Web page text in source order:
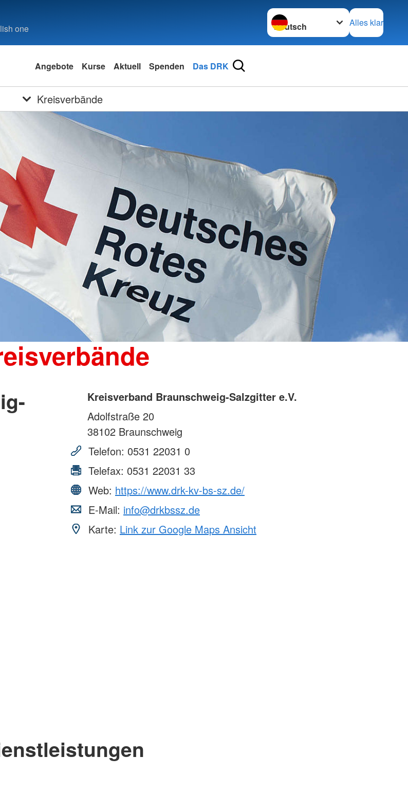
one
Sprache wechseln zu
Alles klar
Angebote Kurse Aktuell Spenden Das DRK
Kreisverbände
Kreisverband Braunschweig-Salzgitter e.V.
Adolfstraße 20
38102 Braunschweig
Telefon: 0531 22031 0
Telefax: 0531 22031 33
Web: https://www.drk-kv-bs-sz.de/
E-Mail: info@drkbssz.de
Karte: Link zur Google Maps Ansicht